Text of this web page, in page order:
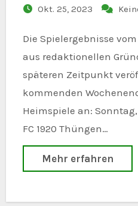
Okt. 25, 2023
Die Spielergebnisse vom 29. Oktober können
aus redaktionellen
späteren Zeitpunkt
kommenden
Heimspiele an:
FC 1920 Thüngen…
Mehr erfahren